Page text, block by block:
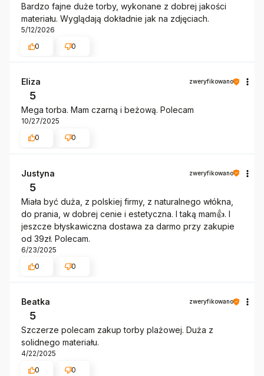
Bardzo fajne duże torby, wykonane z dobrej jakości
materiału. Wyglądają dokładnie jak na zdjęciach.
5/12/2026
0
0
Eliza zweryfikowano
5
Mega torba. Mam czarną i beżową. Polecam
10/27/2025
0
0
Justyna zweryfikowano
5
Miała być duża, z polskiej firmy, z naturalnego włókna,
do prania, w dobrej cenie i estetyczna. I taką mam👍. I
jeszcze błyskawiczna dostawa za darmo przy zakupie
od 39zł. Polecam.
6/23/2025
0
0
Beatka zweryfikowano
5
Szczerze polecam zakup torby plażowej. Duża z
solidnego materiału.
4/22/2025
0
0